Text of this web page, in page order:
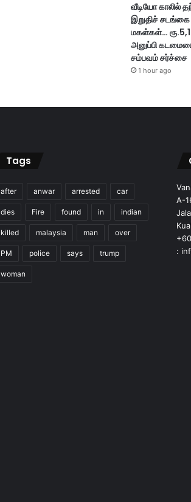
வீடியோ காலில்
இறுதிச் சடங்கை
மகள்கள்…
அனுப்பி
சம்பவம் சர்ச்சை
1 hour ago
Tags
after anwar arrested car
dies Fire found in indian
killed malaysia man over
PM police says trump
woman
A-
: